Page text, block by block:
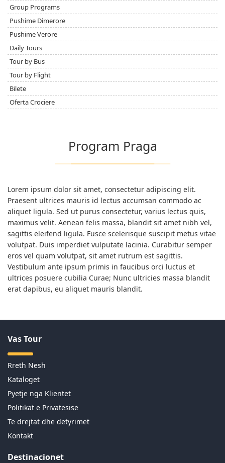
Group Programs
Pushime Dimerore
Pushime Verore
Daily Tours
Tour by Bus
Tour by Flight
Bilete
Oferta Crociere
Program Praga
Lorem ipsum dolor sit amet, consectetur adipiscing elit.
Praesent ultrices mauris id lectus accumsan commodo ac
aliquet ligula. Sed ut purus consectetur, varius lectus quis,
maximus velit. Aenean felis massa, blandit sit amet nibh vel,
sagittis eleifend ligula. Fusce scelerisque suscipit metus vitae
volutpat. Duis imperdiet vulputate lacinia. Curabitur semper
eros vel quam volutpat, sit amet rutrum est sagittis.
Vestibulum ante ipsum primis in faucibus orci luctus et
ultrices posuere cubilia Curae; Nunc ultricies massa blandit
erat dapibus, eu aliquet mauris blandit.
Vas Tour
Rreth Nesh
Kataloget
Pyetje nga Klientet
Politikat e Privatesise
Te drejtat dhe detyrimet
Kontakt
Destinacionet